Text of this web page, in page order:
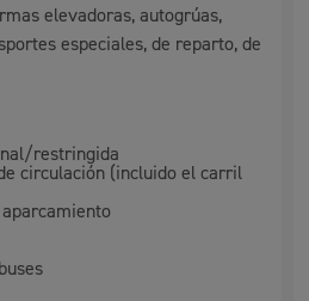
elevadoras, autogrúas,
especiales, de reparto, de
restringida
circulación (incluido el carril